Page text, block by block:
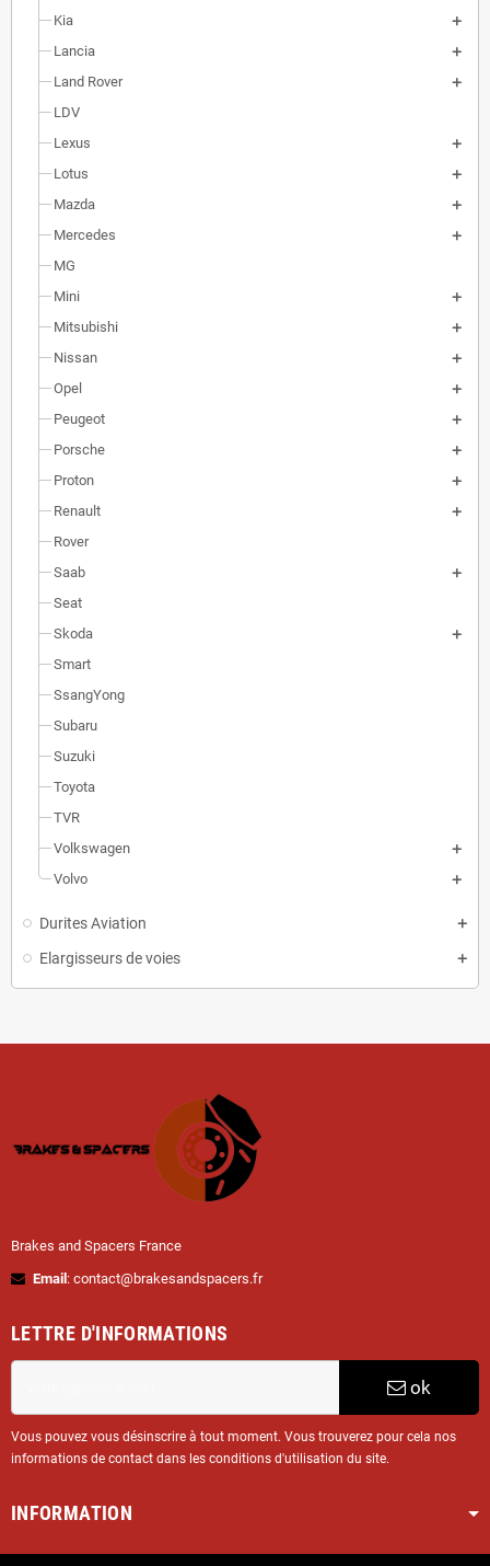
Kia
Lancia
Land Rover
LDV
Lexus
Lotus
Mazda
Mercedes
MG
Mini
Mitsubishi
Nissan
Opel
Peugeot
Porsche
Proton
Renault
Rover
Saab
Seat
Skoda
Smart
SsangYong
Subaru
Suzuki
Toyota
TVR
Volkswagen
Volvo
Durites Aviation
Elargisseurs de voies
Brakes and Spacers France
Email : contact@brakesandspacers.fr
LETTRE D'INFORMATIONS
ok
Vous pouvez vous désinscrire à tout moment. Vous trouverez pour cela nos
informations de contact dans les conditions d'utilisation du site.
INFORMATION